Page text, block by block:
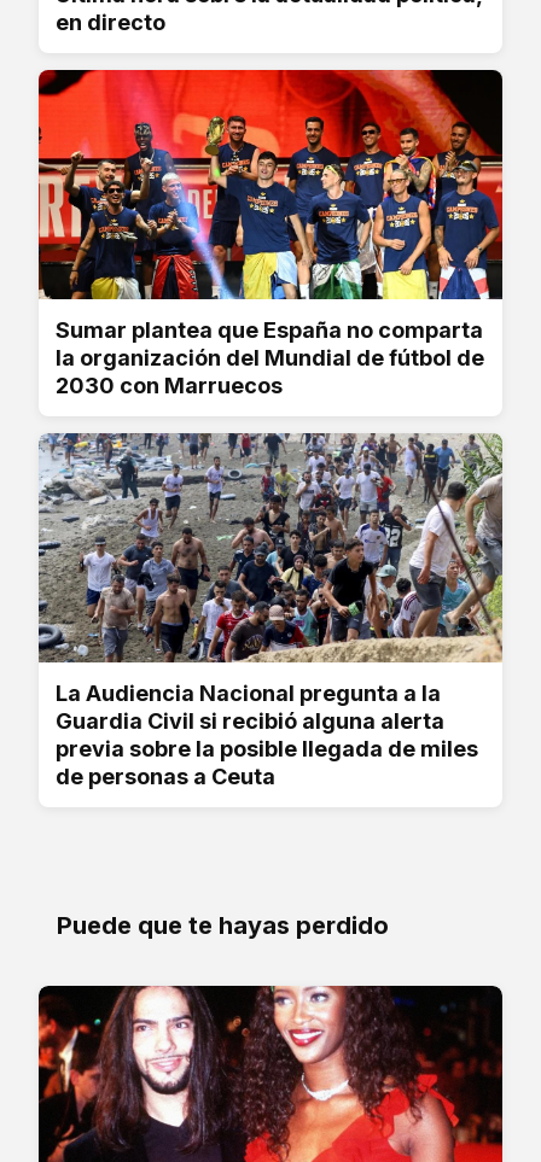
en directo
Sumar plantea que España no comparta
la organización del Mundial de fútbol de
2030 con Marruecos
La Audiencia Nacional pregunta a la
Guardia Civil si recibió alguna alerta
previa sobre la posible llegada de miles
de personas a Ceuta
Puede que te hayas perdido